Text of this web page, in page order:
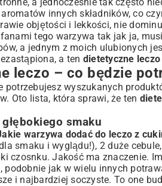
czy pieczywo?
propozycja
– ciesz się smakiem dłużej
z cukinii
leczo z cukinii to hit!
innych składników, co
objętości i lekkości, nie
tego warzywa tak jak ja,
a jednym z moich ulubionych
a ten dietetyczne
leczo – co będzie
potrzebujesz wyszukanych
Oto lista, która sprawi, że ten
smaku
warzywa dodać do leczo z
smaku i wyglądu!), 2 duże
czosnku. Jakość ma znaczenie.
podobnie jak w wielu innych
i najbardziej soczyste. To one